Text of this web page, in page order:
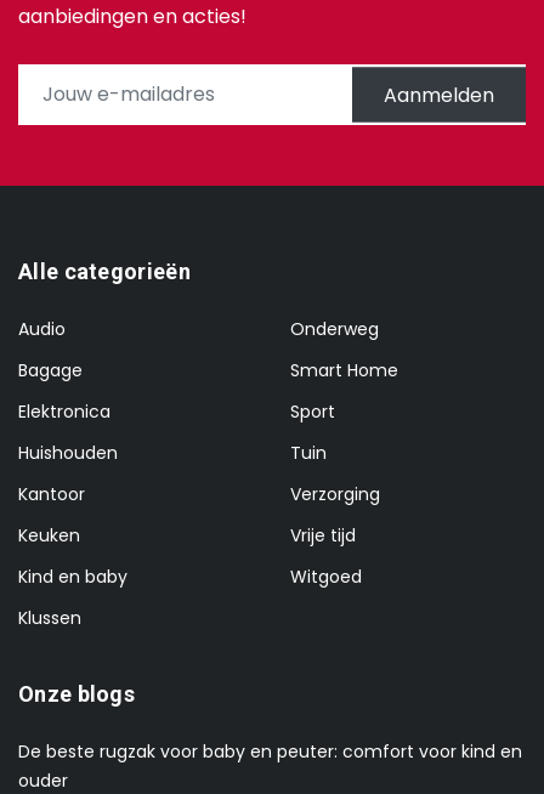
aanbiedingen en acties!
Aanmelden
Alle categorieën
Audio
Bagage
Elektronica
Huishouden
Kantoor
Keuken
Kind en baby
Klussen
Onderweg
Smart Home
Sport
Tuin
Verzorging
Vrije tijd
Witgoed
Onze blogs
De beste rugzak voor baby en peuter: comfort voor kind en
ouder